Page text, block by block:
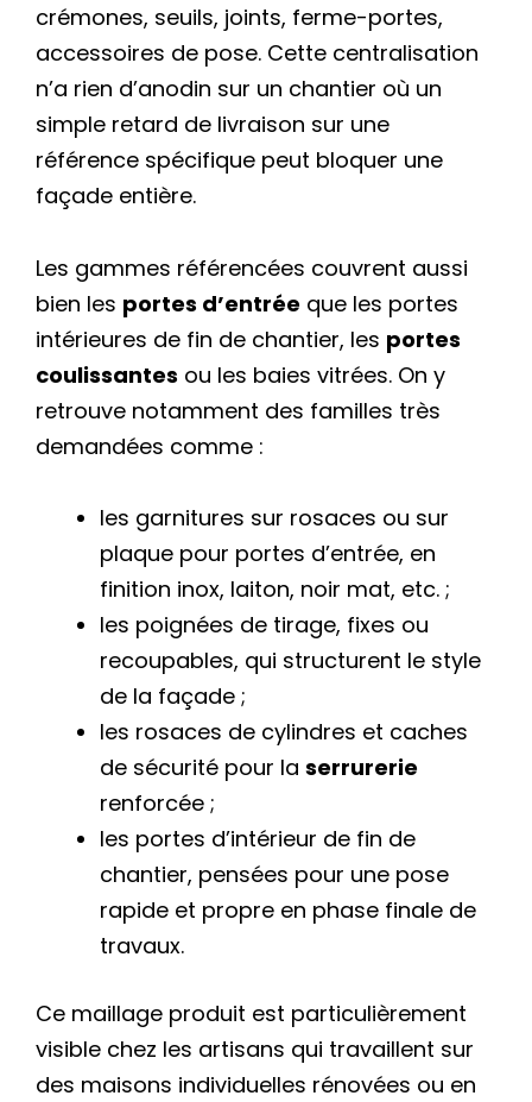
crémones, seuils, joints, ferme-portes,
accessoires de pose. Cette centralisation
n’a rien d’anodin sur un chantier où un
simple retard de livraison sur une
référence spécifique peut bloquer une
façade entière.
Les gammes référencées couvrent aussi
bien les portes d’entrée que les portes
intérieures de fin de chantier, les portes
coulissantes ou les baies vitrées. On y
retrouve notamment des familles très
demandées comme :
les garnitures sur rosaces ou sur
plaque pour portes d’entrée, en
finition inox, laiton, noir mat, etc. ;
les poignées de tirage, fixes ou
recoupables, qui structurent le style
de la façade ;
les rosaces de cylindres et caches
de sécurité pour la serrurerie
renforcée ;
les portes d’intérieur de fin de
chantier, pensées pour une pose
rapide et propre en phase finale de
travaux.
Ce maillage produit est particulièrement
visible chez les artisans qui travaillent sur
des maisons individuelles rénovées ou en